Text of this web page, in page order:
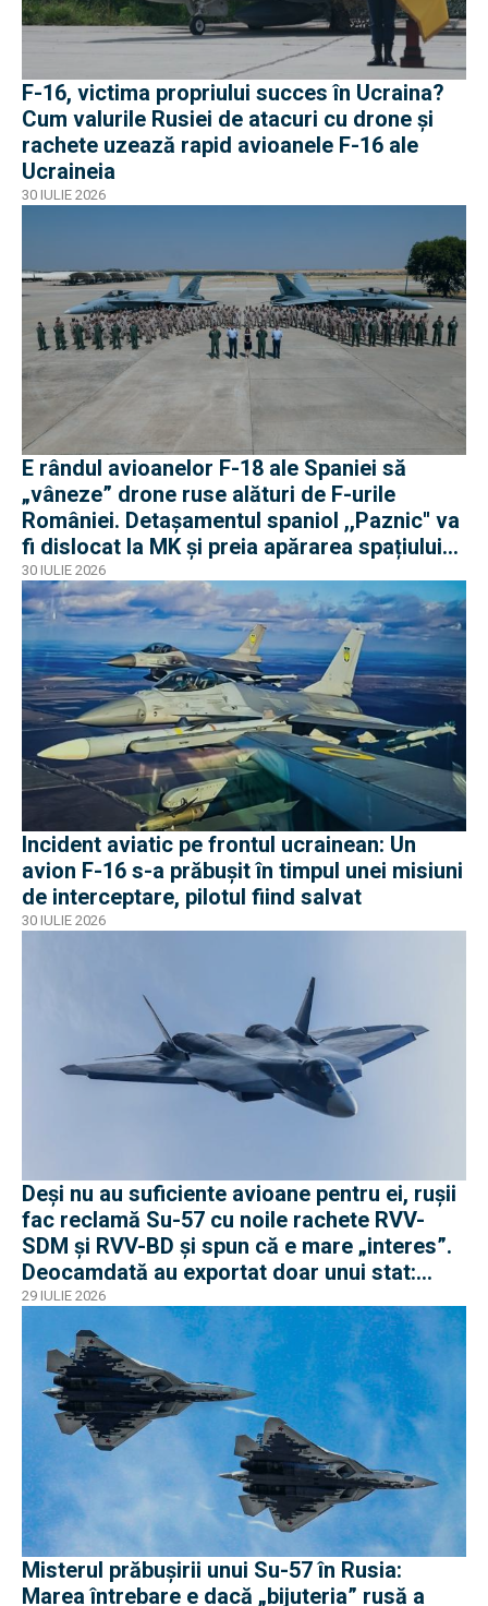
F-16, victima propriului succes în Ucraina?
Cum valurile Rusiei de atacuri cu drone și
rachete uzează rapid avioanele F-16 ale
Ucraineia
30 IULIE 2026
E rândul avioanelor F-18 ale Spaniei să
„vâneze” drone ruse alături de F-urile
României. Detașamentul spaniol ,,Paznic'' va
fi dislocat la MK și preia apărarea spațiului
aerian românesc
30 IULIE 2026
Incident aviatic pe frontul ucrainean: Un
avion F-16 s-a prăbușit în timpul unei misiuni
de interceptare, pilotul fiind salvat
30 IULIE 2026
Deși nu au suficiente avioane pentru ei, rușii
fac reclamă Su-57 cu noile rachete RVV-
SDM și RVV-BD și spun că e mare „interes”.
Deocamdată au exportat doar unui stat:
Algeria
29 IULIE 2026
Misterul prăbușirii unui Su-57 în Rusia:
Marea întrebare e dacă „bijuteria” rusă a